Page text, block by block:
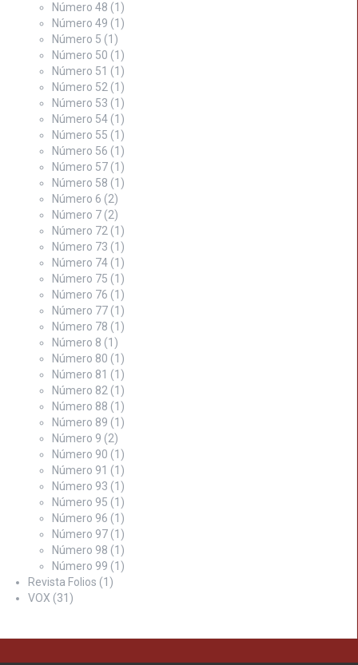
Número 48 (1)
Número 49 (1)
Número 5 (1)
Número 50 (1)
Número 51 (1)
Número 52 (1)
Número 53 (1)
Número 54 (1)
Número 55 (1)
Número 56 (1)
Número 57 (1)
Número 58 (1)
Número 6 (2)
Número 7 (2)
Número 72 (1)
Número 73 (1)
Número 74 (1)
Número 75 (1)
Número 76 (1)
Número 77 (1)
Número 78 (1)
Número 8 (1)
Número 80 (1)
Número 81 (1)
Número 82 (1)
Número 88 (1)
Número 89 (1)
Número 9 (2)
Número 90 (1)
Número 91 (1)
Número 93 (1)
Número 95 (1)
Número 96 (1)
Número 97 (1)
Número 98 (1)
Número 99 (1)
Revista Folios (1)
VOX (31)